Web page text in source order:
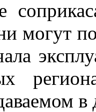
могут
в